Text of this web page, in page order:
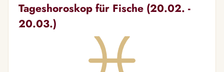
Tageshoroskop für Fische (20.02. -
20.03.)